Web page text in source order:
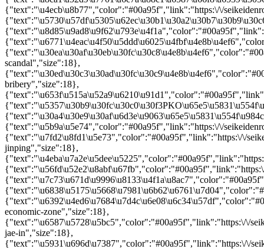
{"text":"\u4ecb\u8b77","color":"#00a95f","link":"https:\/\/
scandal","size":18},
bribery","size":18},
{"text":"\u5b9a\u5e74","color":"#00a95f","link":"https:\/\/
{"text":"\u7fd2\u8fd1\u5e73","color":"#00a95f","link":"https:\/\/
jinping","size":18},
economic-zone","size":18},
{"text":"\u6587\u5728\u5bc5","color":"#00a95f","link":"https:\/\/
jae-in","size":18},
{"text":"\u5931\u696d\u7387","color":"#00a95f","link":"https:\/\/